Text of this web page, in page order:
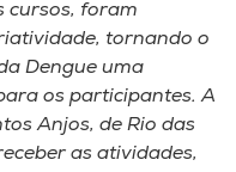
cursos, foram
tornando o
Dengue uma
os participantes. A
Anjos, de Rio das
as atividades,